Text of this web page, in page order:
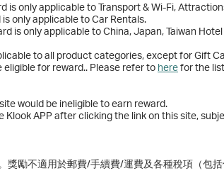
is only applicable to Transport & Wi-Fi,
only applicable to Car Rentals.
is only applicable to China, Japan, Taiwan
to all product categories, except for Gift
for reward.. Please refer to herefor the
would be ineligible to earn reward.
Klook APP after clicking the link on this site,
勵不適用於郵費/手續費/運費及各種稅項（包括